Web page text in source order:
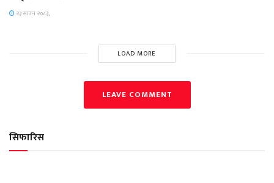
२३ साउन २०८३,
LOAD MORE
LEAVE COMMENT
सिफारिस